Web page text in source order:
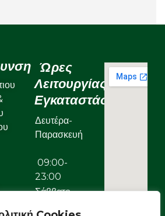
Ώρες
Λειτουργίας
Εγκαταστάσεων
Δευτέρα-
Παρασκευή
09:00-
23:00
Σάββατο